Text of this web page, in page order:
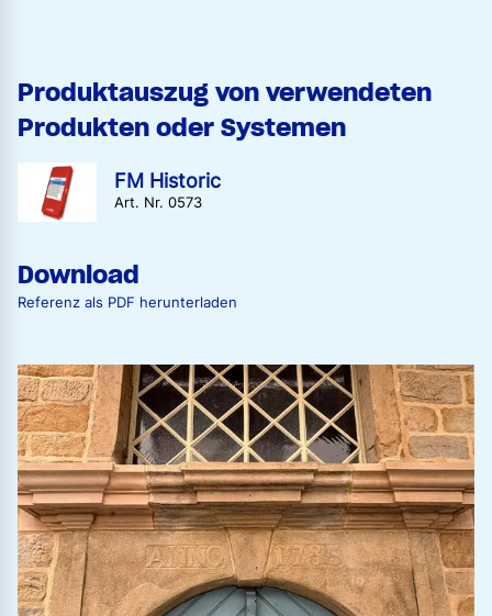
Produktauszug von verwendeten
Produkten oder Systemen
FM Historic
Art. Nr. 0573
Download
Referenz als PDF herunterladen